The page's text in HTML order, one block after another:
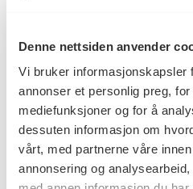
Denne nettsiden anvender
Vi bruker informasjonskapsler
annonser et personlig preg,
mediefunksjoner og for å
dessuten informasjon om
vårt, med partnerne våre
annonsering og
Kategori Tegning,